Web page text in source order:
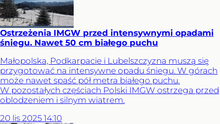
Ostrzeżenia IMGW przed intensywnymi opadami
śniegu. Nawet 50 cm białego puchu
Małopolska, Podkarpacie i Lubelszczyzna muszą się
przygotować na intensywne opadu śniegu. W górach
może nawet spaść pół metra białego puchu.
W pozostałych częściach Polski IMGW ostrzega przed
oblodzeniem i silnym wiatrem.
20 lis 2025 14:10